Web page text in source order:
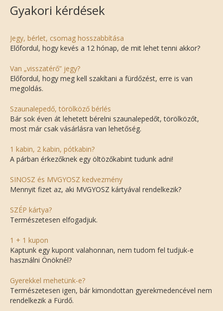
Gyakori kérdések
Jegy, bérlet, csomag hosszabbítása
Előfordul, hogy kevés a 12 hónap, de mit lehet tenni akkor?
Van „visszatérő” jegy?
Előfordul, hogy meg kell szakítani a fürdőzést, erre is van
megoldás.
Szaunalepedő, törölköző bérlés
Bár sok éven át lehetett bérelni szaunalepedőt, törölközőt,
most már csak vásárlásra van lehetőség.
1 kabin, 2 kabin, pótkabin?
A párban érkezőknek egy öltözőkabint tudunk adni!
SINOSZ és MVGYOSZ kedvezmény
Mennyit fizet az, aki MVGYOSZ kártyával rendelkezik?
SZÉP kártya?
Természetesen elfogadjuk.
1 + 1 kupon
Kaptunk egy kupont valahonnan, nem tudom fel tudjuk-e
használni Önöknél?
Gyerekkel mehetünk-e?
Természetesen igen, bár kimondottan gyerekmedencével nem
rendelkezik a Fürdő.